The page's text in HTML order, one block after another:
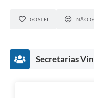
GOSTEI NÃO
Secretarias